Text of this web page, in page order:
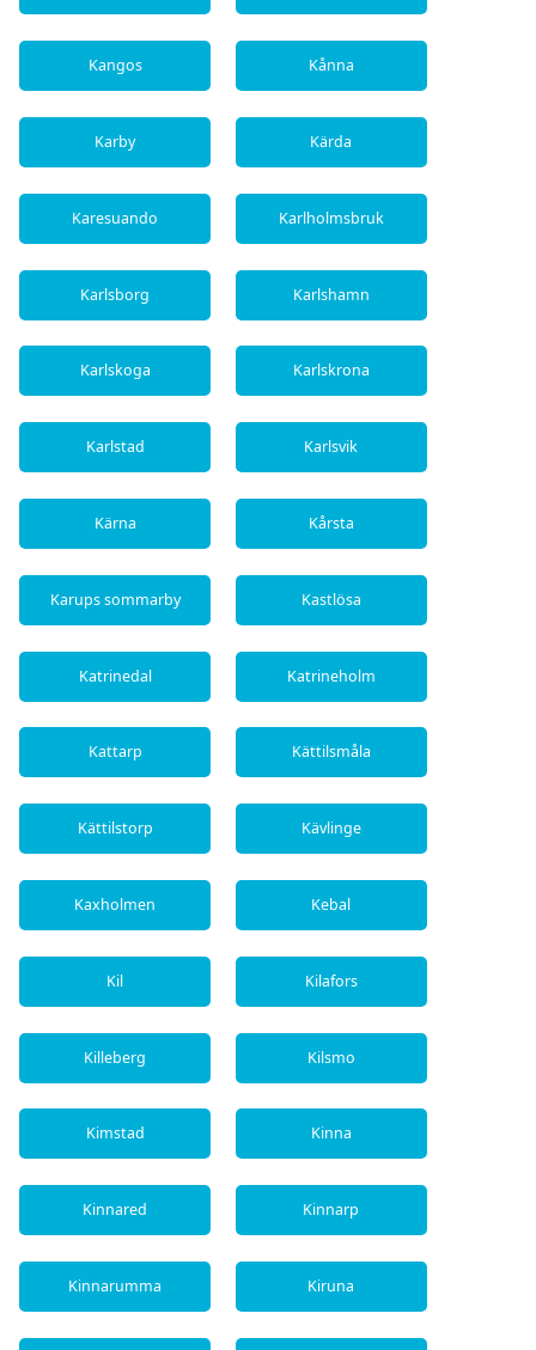
Kangos Kånna
Karby Kärda
Karesuando Karlholmsbruk
Karlsborg Karlshamn
Karlskoga Karlskrona
Karlstad Karlsvik
Kärna Kårsta
Karups sommarby Kastlösa
Katrinedal Katrineholm
Kattarp Kättilsmåla
Kättilstorp Kävlinge
Kaxholmen Kebal
Kil Kilafors
Killeberg Kilsmo
Kimstad Kinna
Kinnared Kinnarp
Kinnarumma Kiruna